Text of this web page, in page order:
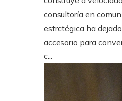
consultoría en
estratégica ha
accesorio para
c...